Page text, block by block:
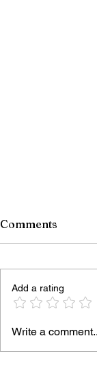
রাজ্যে ‘হর ঘর
করলেন মুখ্যমন্ত্রী
Comments
Add a rating
Write a